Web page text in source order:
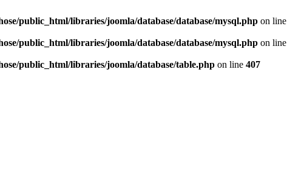
public_html/libraries/joomla/database/database/mysql.php on line
public_html/libraries/joomla/database/database/mysql.php on line
public_html/libraries/joomla/database/table.php on line 407